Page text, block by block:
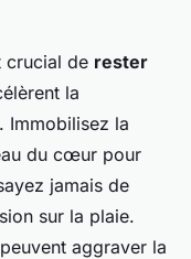
crucial de rester
la
Immobilisez la
du cœur pour
jamais de
sur la plaie.
aggraver la